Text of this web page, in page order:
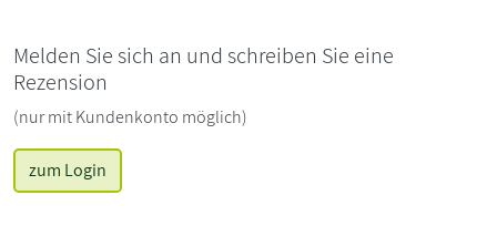
Melden Sie sich an und schreiben Sie eine
Rezension
(nur mit Kundenkonto möglich)
zum Login